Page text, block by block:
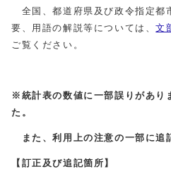
全国、都道府県及び政令指定都
要、用語の解説等については、文
ご覧ください。
※統計表の数値に一部誤りがあり
た。
また、利用上の注意の一部に追
【訂正及び追記箇所】